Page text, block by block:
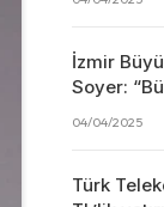
İzmir
Soyer:
04/04/2025
Türk